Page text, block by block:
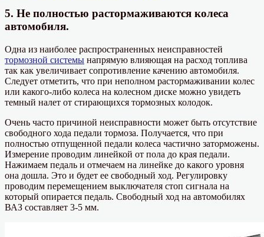
5. Не полностью растормаживаются колеса
автомобиля.
Одна из наиболее распространенных неисправностей
тормозной системы напрямую влияющая на расход топлива
так как увеличивает сопротивление качению автомобиля.
Следует отметить, что при неполном растормаживании колес
или какого-либо колеса на колесном диске можно увидеть
темный налет от стирающихся тормозных колодок.
Очень часто причиной неисправности может быть отсутствие
свободного хода педали тормоза. Получается, что при
полностью отпущенной педали колеса частично заторможены.
Измерение проводим линейкой от пола до края педали.
Нажимаем педаль и отмечаем на линейке до какого уровня
она дошла. Это и будет ее свободный ход. Регулировку
проводим перемещением выключателя стоп сигнала на
который опирается педаль. Свободный ход на автомобилях
ВАЗ составляет 3-5 мм.